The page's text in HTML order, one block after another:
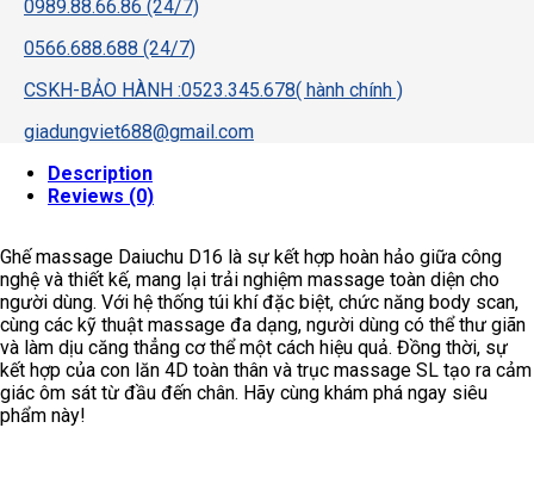
0989.88.66.86 (24/7)
0566.688.688 (24/7)
CSKH-BẢO HÀNH :0523.345.678( hành chính )
giadungviet688@gmail.com
Description
Reviews (0)
Ghế massage Daiuchu D16 là sự kết hợp hoàn hảo giữa công
nghệ và thiết kế, mang lại trải nghiệm massage toàn diện cho
người dùng. Với hệ thống túi khí đặc biệt, chức năng body scan,
cùng các kỹ thuật massage đa dạng, người dùng có thể thư giãn
và làm dịu căng thẳng cơ thể một cách hiệu quả. Đồng thời, sự
kết hợp của con lăn 4D toàn thân và trục massage SL tạo ra cảm
giác ôm sát từ đầu đến chân. Hãy cùng khám phá ngay siêu
phẩm này!